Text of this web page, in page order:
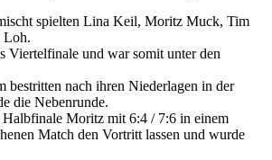
spielten Lina Keil, Moritz Muck, Tim
Loh.
Viertelfinale und war somit unter den
bestritten nach ihren Niederlagen in der
die Nebenrunde.
Moritz mit 6:4 / 7:6 in einem
Match den Vortritt lassen und wurde